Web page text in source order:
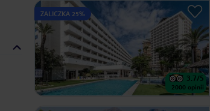
ZALICZKA 25%
3.7/5
2000 opinii